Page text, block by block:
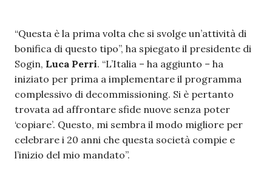
“Questa è la prima volta che si svolge un’attività di
bonifica di questo tipo”, ha spiegato il presidente di
Sogin, Luca Perri. “L’Italia – ha aggiunto – ha
iniziato per prima a implementare il programma
complessivo di decommissioning. Si è pertanto
trovata ad affrontare sfide nuove senza poter
‘copiare’. Questo, mi sembra il modo migliore per
celebrare i 20 anni che questa società compie e
l’inizio del mio mandato”.